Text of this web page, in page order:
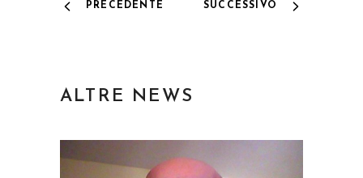
PRECEDENTE SUCCESSIVO
ALTRE NEWS